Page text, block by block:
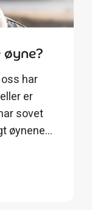
øyne?
har
er
sovet
øynene...